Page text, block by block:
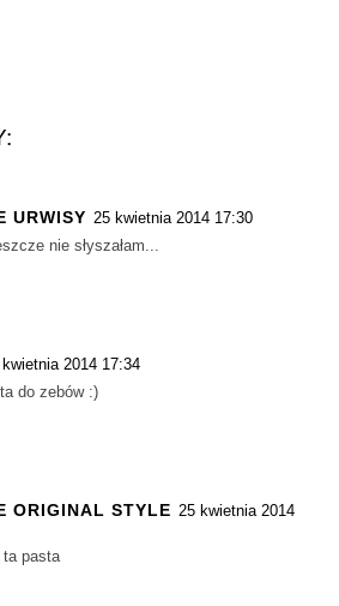
URWISY 25 kwietnia 2014 17:30
nie słyszałam...
2014 17:34
do zebów :)
ORIGINAL STYLE 25 kwietnia 2014
ta pasta